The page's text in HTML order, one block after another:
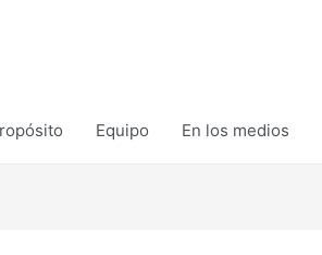
Equipo En los medios